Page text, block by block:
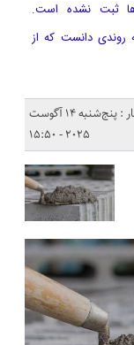
ثبت نشده است.
روندی دانست که از
تاریخ انتشار : پنج‌شنبه 14 آگوست
2025 - 15:50